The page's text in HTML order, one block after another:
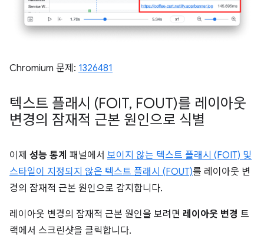
Chromium 문제: 1326481
텍스트 플래시 (FOIT, FOUT)를 레이아웃
변경의 잠재적 근본 원인으로 식별
이제 성능 통계 패널에서 보이지 않는 텍스트 플래시 (FOIT) 및
스타일이 지정되지 않은 텍스트 플래시 (FOUT)를 레이아웃 변
경의 잠재적 근본 원인으로 감지합니다.
레이아웃 변경의 잠재적 근본 원인을 보려면 레이아웃 변경 트
랙에서 스크린샷을 클릭합니다.